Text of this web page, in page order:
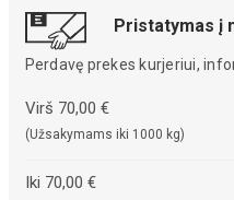
Pristatymas į
Perdavę prekes kurjeriui,
Virš 70,00 €
(Užsakymams iki 1000 kg)
Iki 70,00 €